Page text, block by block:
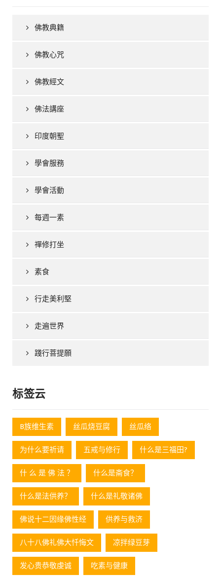
佛教典籍
佛教心咒
佛教經文
佛法講座
印度朝聖
學會服務
學會活動
每週一素
禪修打坐
素食
行走美利堅
走遍世界
踐行菩提願
标签云
B族维生素 丝瓜烧豆腐 丝瓜络
为什么要祈请 五戒与修行 什么是三福田?
什 么 是 佛 法 ？ 什么是斋食？
什么是法供养？ 什么是礼敬诸佛
佛说十二因缘佛性经 供养与救济
八十八佛礼佛大忏悔文 凉拌绿豆芽
发心贵恭敬虔诚 吃素与健康